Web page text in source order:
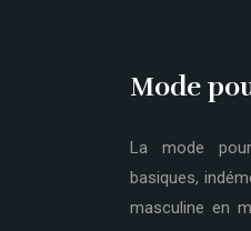
Mode
La mode
basiques,
masculine en